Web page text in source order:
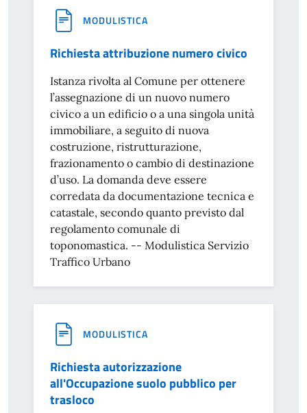
MODULISTICA
Richiesta attribuzione numero civico
Istanza rivolta al Comune per ottenere
l’assegnazione di un nuovo numero
civico a un edificio o a una singola unità
immobiliare, a seguito di nuova
costruzione, ristrutturazione,
frazionamento o cambio di destinazione
d’uso. La domanda deve essere
corredata da documentazione tecnica e
catastale, secondo quanto previsto dal
regolamento comunale di
toponomastica. -- Modulistica Servizio
Traffico Urbano
MODULISTICA
Richiesta autorizzazione
all'Occupazione suolo pubblico per
trasloco